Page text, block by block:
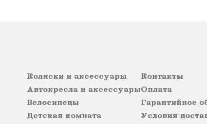
Коляски и аксессуары
Автокресла и аксессуары
Велосипеды
Детская комната
Контакты
Оплата
Гарантийное
Условия